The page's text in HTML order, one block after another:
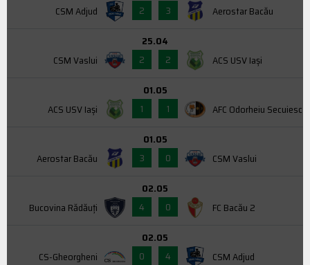
CSM Adjud
2
3 Aerostar Bacău
CSM Vaslui
25.04
2
2 ACS USV Iaşi
ACS USV Iaşi
01.05
1
1 AFC Odorheiu Secuiesc
Aerostar Bacău
01.05
3
0 CSM Vaslui
Bucovina Rădăuți
02.05
4
0 FC Bacău 2
CS-Gheorgheni
02.05
0
4 CSM Adjud